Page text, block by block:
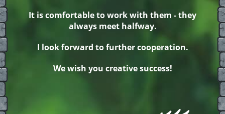
It is comfortable to work with them - they
always meet halfway.
I look forward to further cooperation.
We wish you creative success!